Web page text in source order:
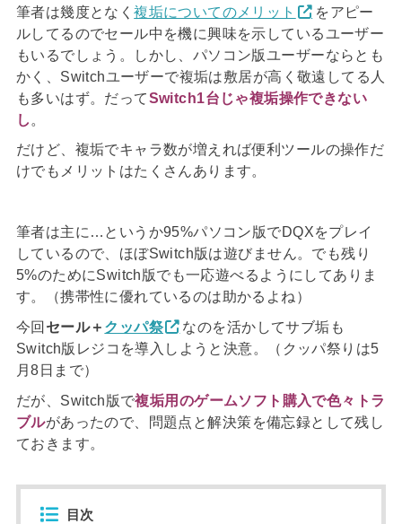
筆者は幾度となく複垢についてのメリット
をアピー
ルしてるのでセール中を機に興味を示しているユーザー
もいるでしょう。しかし、パソコン版ユーザーならとも
かく、Switchユーザーで複垢は敷居が高く敬遠してる人
も多いはず。だってSwitch1台じゃ複垢操作できない
し
だけど、複垢でキャラ数が増えれば便利ツールの操作だ
けでもメリットはたくさんあります。
筆者は主に…というか95%パソコン版でDQXをプレイ
しているので、ほぼSwitch版は遊びません。でも残り
5%のためにSwitch版でも一応遊べるようにしてありま
す。（携帯性に優れているのは助かるよね）
今回 セール＋ クッパ祭
なのを活かしてサブ垢も
Switch版レジコを導入しようと決意。（クッパ祭りは5
月8日まで）
だが、Switch版で複垢用のゲームソフト購入で色々トラ
ブルがあったので、問題点と解決策を備忘録として残し
ておきます。
目次